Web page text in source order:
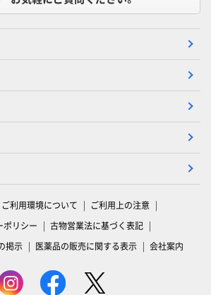
ご利用環境について
ご利用上の注意
ポリシー
古物営業法に基づく表記
掲示
医薬品の販売に関する表示 会社案内